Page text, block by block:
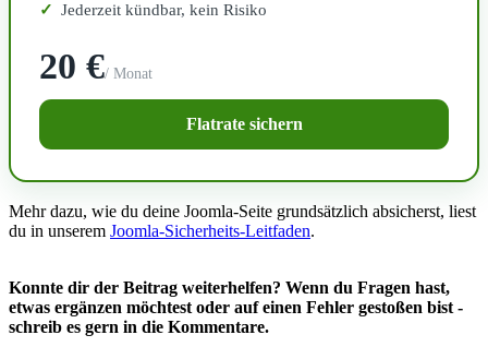
✓ Jederzeit kündbar, kein Risiko
20 €/ Monat
Flatrate sichern
Mehr dazu, wie du deine Joomla-Seite grundsätzlich absicherst, liest
du in unserem Joomla-Sicherheits-Leitfaden.
Konnte dir der Beitrag weiterhelfen? Wenn du Fragen hast,
etwas ergänzen möchtest oder auf einen Fehler gestoßen bist -
schreib es gern in die Kommentare.